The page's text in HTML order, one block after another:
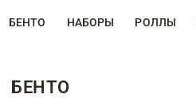
БЕНТО НАБОРЫ РОЛЛЫ
БЕНТО